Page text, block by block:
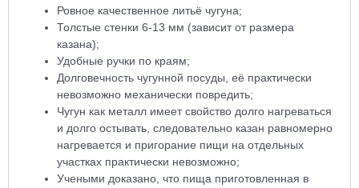
Ровное качественное литьё чугуна;
Толстые стенки 6-13 мм (зависит от размера
казана);
Удобные ручки по краям;
Долговечность чугунной посуды, её практически
невозможно механически повредить;
Чугун как металл имеет свойство долго нагреваться
и долго остывать, следовательно казан равномерно
нагревается и пригорание пищи на отдельных
участках практически невозможно;
Учеными доказано, что пища приготовленная в